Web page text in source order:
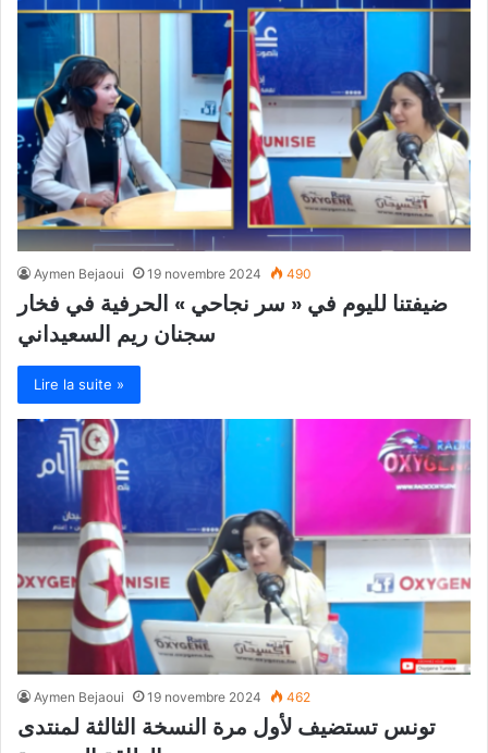
Aymen Bejaoui 19 novembre 2024 490
ضيفتنا لليوم في « سر نجاحي » الحرفية في فخار
سجنان ريم السعيداني
Lire la suite »
Aymen Bejaoui 19 novembre 2024 462
تونس تستضيف لأول مرة النسخة الثالثة لمنتدى